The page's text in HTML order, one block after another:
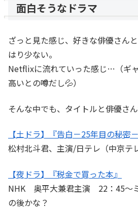
面白そうなドラマ
ざっと見た感じ、好きな俳優さん
はり少ない。
Netflixに流れていった感じ…（ギ
高いとの噂だし💦）
そんな中でも、タイトルと俳優さ
【土ドラ】『告白－25年目の秘密－
松村北斗君、主演/日テレ（中京テ
【夜ドラ】『税金で買った本』
NHK 奥平大兼君主演 22：45～
の後かな？